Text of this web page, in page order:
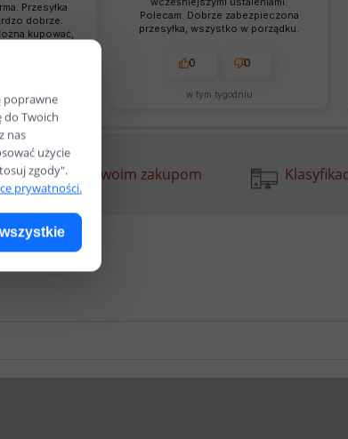
Przesyłka
dobrze.
kupować,
Polecam. Dobrze zabezpieczona
przesyłka, wszystko w porządku.
0 0
w tym tygodniu
dzięki Twoim zakupom
poprawne
do Twoich
nas
użycie
zgody".
prywatności.